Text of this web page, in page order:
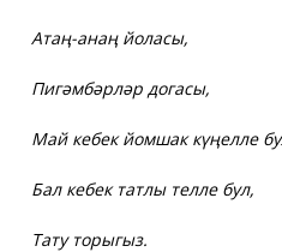
Атаң-анаң йоласы,
Пигәмбәрләр догасы,
Май кебек йомшак күңелле
Бал кебек татлы телле бул,
Тату торыгыз.